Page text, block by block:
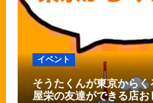
イベント
そうたくんが東京から
屋栄の友達ができる店お